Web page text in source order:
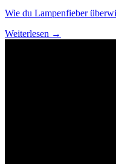
Wie du Lampenfieber
Weiterlesen →